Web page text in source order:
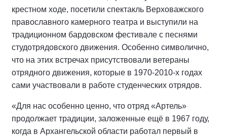
крестном ходе, посетили спектакль Верховажского
православного камерного театра и выступили на
традиционном бардовском фестивале с песнями
студотрядовского движения. Особенно символично,
что на этих встречах присутствовали ветераны
отрядного движения, которые в 1970-2010-х годах
сами участвовали в работе студенческих отрядов.
«Для нас особенно ценно, что отряд «Артель»
продолжает традиции, заложенные ещё в 1967 году,
когда в Архангельской области работал первый в